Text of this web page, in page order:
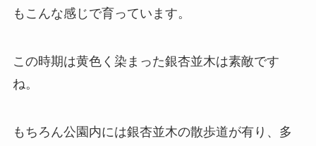
もこんな感じで育っています。
この時期は黄色く染まった銀杏並木は素敵です
ね。
もちろん公園内には銀杏並木の散歩道が有り、多